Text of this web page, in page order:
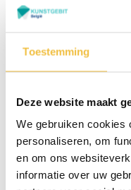
Toestemming
Deze website maakt
We gebruiken cookies
personaliseren, om
en om ons
informatie over uw
- 68 4812 TA
Maak een
afspraak